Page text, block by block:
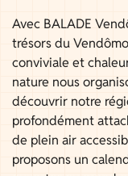
Avec BALADE
trésors du
conviviale et
nature nous
découvrir notre
profondément
de plein air
proposons un